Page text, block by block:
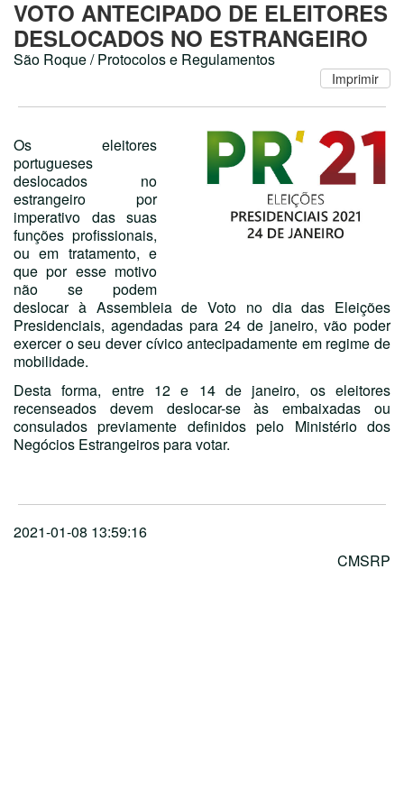
VOTO ANTECIPADO DE ELEITORES
DESLOCADOS NO ESTRANGEIRO
São Roque / Protocolos e Regulamentos
Os eleitores
portugueses
deslocados no
estrangeiro por
imperativo das suas
funções profissionais,
ou em tratamento, e
que por esse motivo
não se podem
deslocar à Assembleia de Voto no dia das Eleições
Presidenciais, agendadas para 24 de janeiro, vão poder
exercer o seu dever cívico antecipadamente em regime de
mobilidade.
Desta forma, entre 12 e 14 de janeiro, os eleitores
recenseados devem deslocar-se às embaixadas ou
consulados previamente definidos pelo Ministério dos
Negócios Estrangeiros para votar.
2021-01-08 13:59:16
CMSRP